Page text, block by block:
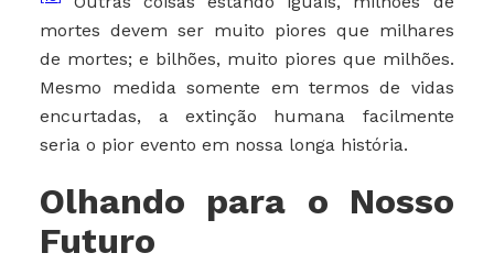
mortes devem ser muito piores que milhares
de mortes; e bilhões, muito piores que milhões.
Mesmo medida somente em termos de vidas
encurtadas, a extinção humana facilmente
seria o pior evento em nossa longa história.
Olhando para o Nosso
Futuro